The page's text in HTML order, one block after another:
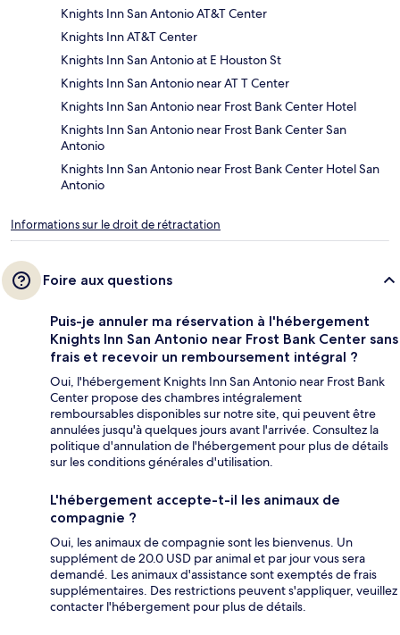
Knights Inn San Antonio AT&T Center
Knights Inn AT&T Center
Knights Inn San Antonio at E Houston St
Knights Inn San Antonio near AT T Center
Knights Inn San Antonio near Frost Bank Center Hotel
Knights Inn San Antonio near Frost Bank Center San
Antonio
Knights Inn San Antonio near Frost Bank Center Hotel San
Antonio
Informations sur le droit de rétractation
Foire aux questions
Puis-je annuler ma réservation à l'hébergement
Knights Inn San Antonio near Frost Bank Center sans
frais et recevoir un remboursement intégral ?
Oui, l'hébergement Knights Inn San Antonio near Frost Bank
Center propose des chambres intégralement
remboursables disponibles sur notre site, qui peuvent être
annulées jusqu'à quelques jours avant l'arrivée. Consultez la
politique d'annulation de l'hébergement pour plus de détails
sur les conditions générales d'utilisation.
L'hébergement accepte-t-il les animaux de
compagnie ?
Oui, les animaux de compagnie sont les bienvenus. Un
supplément de 20.0 USD par animal et par jour vous sera
demandé. Les animaux d'assistance sont exemptés de frais
supplémentaires. Des restrictions peuvent s'appliquer, veuillez
contacter l'hébergement pour plus de détails.